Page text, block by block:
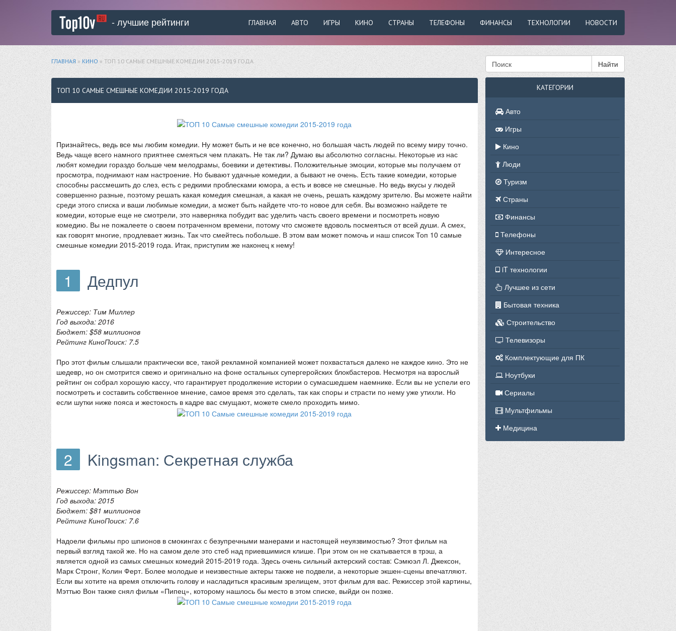
- лучшие рейтинги ГЛАВНАЯ АВТО ИГРЫ КИНО СТРАНЫ ТЕЛЕФОНЫ ФИНАНСЫ ТЕХНОЛОГИИ НОВОСТИ
ГЛАВНАЯ»КИНО» ТОП 10 САМЫЕ СМЕШНЫЕ КОМЕДИИ 2015-2019 ГОДА
ТОП 10 САМЫЕ СМЕШНЫЕ КОМЕДИИ 2015-2019 ГОДА
Признайтесь, ведь все мы любим комедии. Ну может быть и не все конечно, но большая часть людей по всему миру точно.
Ведь чаще всего намного приятнее смеяться чем плакать. Не так ли? Думаю вы абсолютно согласны. Некоторые из нас
любят комедии гораздо больше чем мелодрамы, боевики и детективы. Положительные эмоции, которые мы получаем от
просмотра, поднимают нам настроение. Но бывают удачные комедии, а бывают не очень. Есть такие комедии, которые
способны рассмешить до слез, есть с редкими проблесками юмора, а есть и вовсе не смешные. Но ведь вкусы у людей
совершенно разные, поэтому решать какая комедия смешная, а какая не очень, решать каждому зрителю. Вы можете найти
среди этого списка и ваши любимые комедии, а может быть найдете что-то новое для себя. Вы возможно найдете те
комедии, которые еще не смотрели, это наверняка побудит вас уделить часть своего времени и посмотреть новую
комедию. Вы не пожалеете о своем потраченном времени, потому что сможете вдоволь посмеяться от всей души. А смех,
как говорят многие, продлевает жизнь. Так что смейтесь побольше. В этом вам может помочь и наш список Топ 10 самые
смешные комедии 2015-2019 года. Итак, приступим же наконец к нему!
1 Дедпул
Режиссер: Тим Миллер
Год выхода: 2016
Бюджет: $58 миллионов
Рейтинг КиноПоиск: 7.5
Про этот фильм слышали практически все, такой рекламной компанией может похвастаться далеко не каждое кино. Это не
шедевр, но он смотрится свежо и оригинально на фоне остальных супергеройских блокбастеров. Несмотря на взрослый
рейтинг он собрал хорошую кассу, что гарантирует продолжение истории о сумасшедшем наемнике. Если вы не успели его
посмотреть и составить собственное мнение, самое время это сделать, так как споры и страсти по нему уже утихли. Но
если шутки ниже пояса и жестокость в кадре вас смущают, можете смело проходить мимо.
2 Kingsman: Секретная служба
Режиссер: Мэттью Вон
Год выхода: 2015
Бюджет: $81 миллионов
Рейтинг КиноПоиск: 7.6
Надоели фильмы про шпионов в смокингах с безупречными манерами и настоящей неуязвимостью? Этот фильм на
первый взгляд такой же. Но на самом деле это стеб над приевшимися клише. При этом он не скатывается в трэш, а
является одной из самых смешных комедий 2015-2019 года. Здесь очень сильный актерский состав: Сэмюэл Л. Джексон,
Марк Стронг, Колин Ферт. Более молодые и неизвестные актеры также не подвели, а некоторые экшен-сцены впечатляют.
Если вы хотите на время отключить голову и насладиться красивым зрелищем, этот фильм для вас. Режиссер этой картины,
Мэттью Вон также снял фильм «Пипец», которому нашлось бы место в этом списке, выйди он позже.
Найти
КАТЕГОРИИ
Авто
Игры
Кино
Люди
Туризм
Страны
Финансы
Телефоны
Интересное
iT технологии
Лучшее из сети
Бытовая техника
Строительство
Телевизоры
Комплектующие для ПК
Ноутбуки
Сериалы
Мультфильмы
Медицина